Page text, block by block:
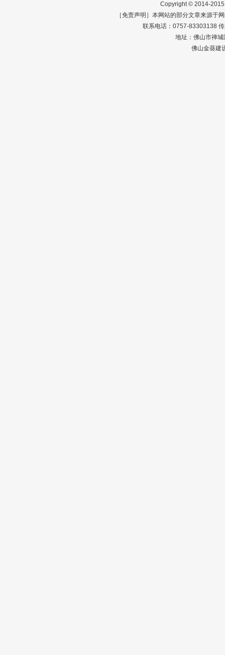
Copyright © 2014-
［免责声明］本网站的部分文章来源于
联系电话：0757-83303138
地址：佛山市禅
佛山金葵建